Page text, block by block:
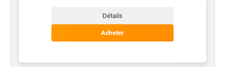
Détails
Acheter